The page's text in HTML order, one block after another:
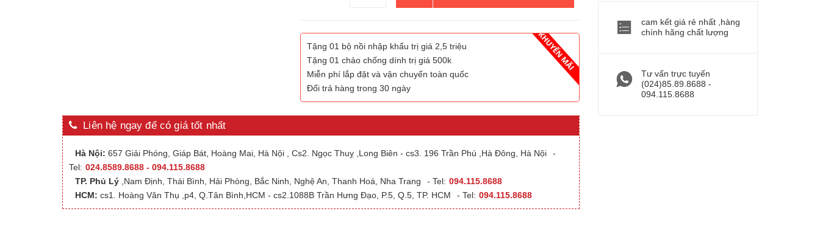
Tặng 01 bộ nồi nhập khẩu trị giá 2,5 triệu
Tặng 01 chảo chống dính trị giá 500k
Miễn phí lắp đặt và vận chuyển toàn quốc
Đổi trả hàng trong 30 ngày
cam kết giá rẻ nhất ,hàng
chính hãng chất lượng
Tư vấn trực tuyến
(024)85.89.8688 -
094.115.8688
Liên hệ ngay để có giá tốt nhất
Hà Nội: 657 Giải Phóng, Giáp Bát, Hoàng Mai, Hà Nội , Cs2. Ngọc Thuỵ ,Long Biên - cs3. 196 Trần Phú ,Hà Đông, Hà Nội
-
Tel: 024.8589.8688 - 094.115.8688
TP. Phủ Lý ,Nam Định, Thái Bình, Hải Phòng, Bắc Ninh, Nghệ An, Thanh Hoá, Nha Trang - Tel: 094.115.8688
HCM: cs1. Hoàng Văn Thụ ,p4, Q.Tân Bình,HCM - cs2.1088B Trần Hưng Đạo, P.5, Q.5, TP. HCM - Tel: 094.115.8688